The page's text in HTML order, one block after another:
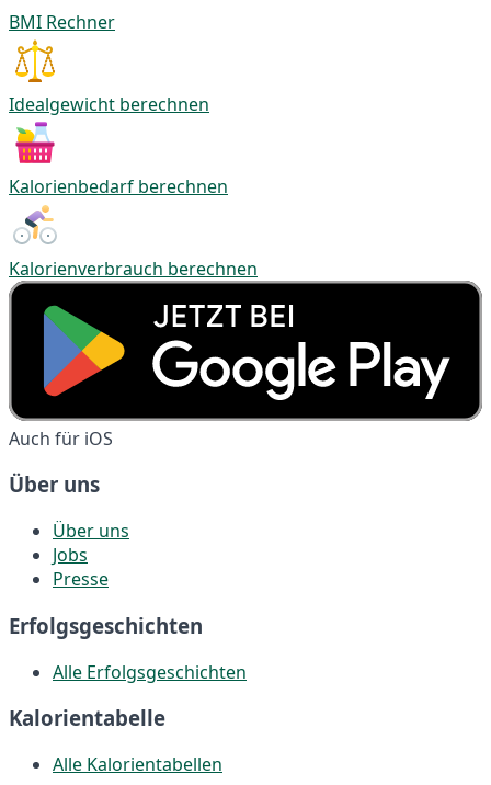
BMI Rechner
Idealgewicht berechnen
Kalorienbedarf berechnen
Kalorienverbrauch berechnen
Auch für iOS
Über uns
Über uns
Jobs
Presse
Erfolgsgeschichten
Alle Erfolgsgeschichten
Kalorientabelle
Alle Kalorientabellen